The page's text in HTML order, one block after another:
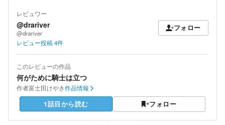
レビュワー
@drariver
@drariver
フォロー
レビュー投稿4件
このレビューの作品
何がために騎士は立つ
作者富士田けやき作品情報
1話目から読む フォロー